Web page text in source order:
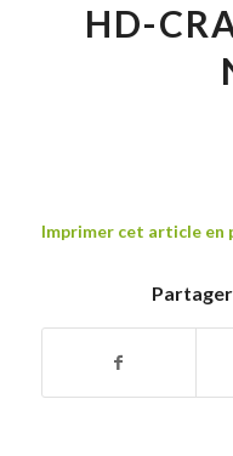
HD-
Imprimer cet article en